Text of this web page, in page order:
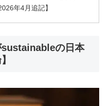
年4月追記】
sustainableの日本